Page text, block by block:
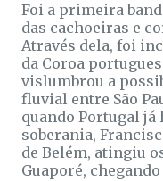
Foi a primeira
das cachoeiras e
Através dela, foi
da Coroa
vislumbrou a
fluvial entre São
quando Portugal já
soberania,
de Belém, atingiu
Guaporé,